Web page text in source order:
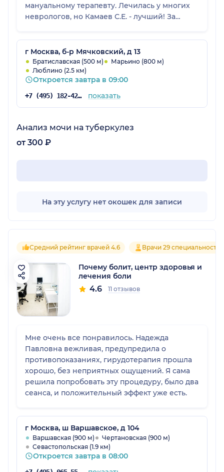
мануальному терапевту. Лечилась у многих
неврологов, но Камаев С.Е. - лучший! За
Прошли боли в позвоночнике. Стала дышать
и спать!!! Профессионал - высший класс!
Золотые руки! Теперь, если что, только к
нему!
г Москва, б-р Мячковский, д 13
Братиславская (500 м)
Марьино (800 м)
Люблино (2.5 км)
Откроется завтра в 09:00
+7 (495) 182-42-88 показать
Анализ мочи на туберкулез
от 300 ₽
На эту услугу нет окошек для записи
Средний рейтинг врачей 4.6 Врачи 29 специальностей
Почему болит, центр здоровья и
лечения боли
4.6 11 отзывов
Мне очень все понравилось. Надежда
Павловна вежливая, предупредила о
противопоказаниях, гирудотерапия прошла
хорошо, без неприятных ощущений. Я сама
решила попробовать эту процедуру, было два
сеанса, и положительный эффект уже есть.
г Москва, ш Варшавское, д 104
Варшавская (900 м)
Чертановская (900 м)
Севастопольская (1.9 км)
Откроется завтра в 08:00